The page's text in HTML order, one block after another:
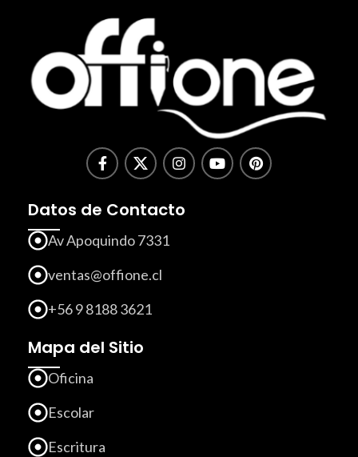
Datos de Contacto
Av Apoquindo 7331
ventas@offione.cl
+56 9 8188 3621
Mapa del Sitio
Oficina
Escolar
Escritura